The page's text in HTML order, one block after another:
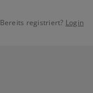
Bereits registriert? Login